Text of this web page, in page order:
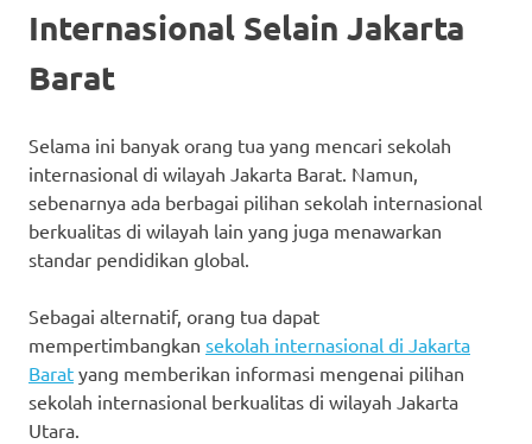
Internasional Selain Jakarta
Barat
Selama ini banyak orang tua yang mencari sekolah
internasional di wilayah Jakarta Barat. Namun,
sebenarnya ada berbagai pilihan sekolah internasional
berkualitas di wilayah lain yang juga menawarkan
standar pendidikan global.
Sebagai alternatif, orang tua dapat
mempertimbangkan sekolah internasional di Jakarta
Barat yang memberikan informasi mengenai pilihan
sekolah internasional berkualitas di wilayah Jakarta
Utara.